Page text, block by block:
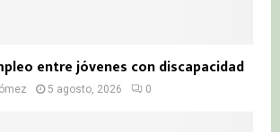
entre jóvenes con discapacidad
5 agosto, 2026 0